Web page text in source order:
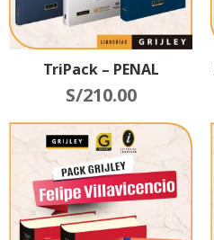
TriPack – PENAL
S/210.00